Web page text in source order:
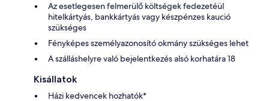
Az esetlegesen felmerülő költségek fedezetéül
hitelkártyás, bankkártyás vagy készpénzes kaució
szükséges
Fényképes személyazonosító okmány szükséges lehet
A szálláshelyre való bejelentkezés alsó korhatára 18
Kisállatok
Házi kedvencek hozhatók*